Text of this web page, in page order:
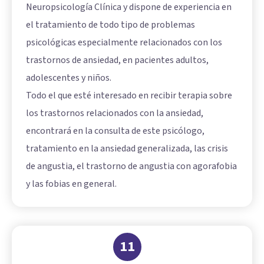
Neuropsicología Clínica y dispone de experiencia en
el tratamiento de todo tipo de problemas
psicológicas especialmente relacionados con los
trastornos de ansiedad, en pacientes adultos,
adolescentes y niños.
Todo el que esté interesado en recibir terapia sobre
los trastornos relacionados con la ansiedad,
encontrará en la consulta de este psicólogo,
tratamiento en la ansiedad generalizada, las crisis
de angustia, el trastorno de angustia con agorafobia
y las fobias en general.
11